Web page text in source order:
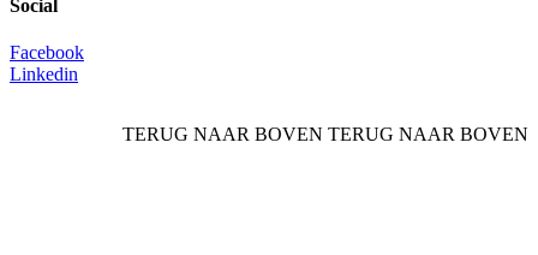
Social
Facebook
Linkedin
TERUG NAAR BOVEN TERUG NAAR BOVEN